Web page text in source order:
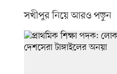
সখীপুর নিয়ে আরও পড়ুন